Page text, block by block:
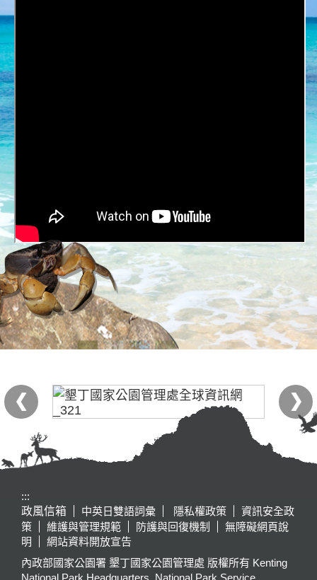
:::
政風信箱
中英日雙語詞彙 隱私權政策
資訊安全政
策
維護與管理規範 防護與回復機制
無障礙網頁說
明
網站資料開放宣告
內政部國家公園署 墾丁國家公園管理處 版權所有 Kenting
National Park Headquarters, National Park Service,